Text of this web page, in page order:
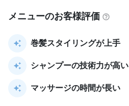
メニューのお客様評価
巻髪スタイリングが上手
シャンプーの技術力が高い
マッサージの時間が長い